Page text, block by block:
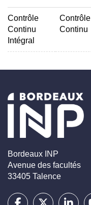
Contrôle
Continu
Intégral
Contrôle
Continu
Bordeaux INP
Avenue des facultés
33405 Talence